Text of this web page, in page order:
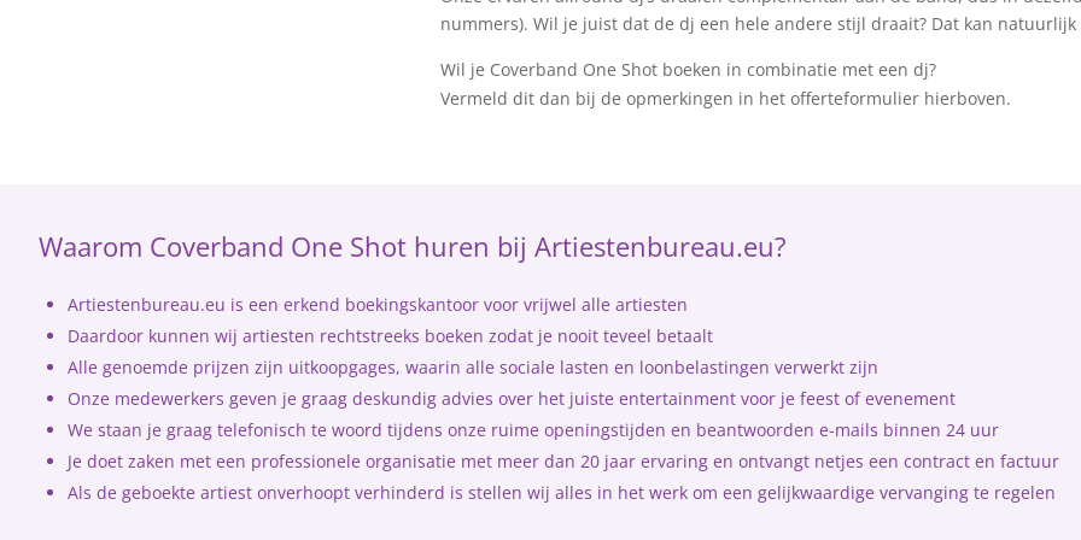
nummers). Wil je juist dat de dj een hele andere stijl draait? Dat kan natuurlijk
Wil je Coverband One Shot boeken in combinatie met een dj?
Vermeld dit dan bij de opmerkingen in het offerteformulier hierboven.
Waarom Coverband One Shot huren bij Artiestenbureau.eu?
Artiestenbureau.eu is een erkend boekingskantoor voor vrijwel alle artiesten
Daardoor kunnen wij artiesten rechtstreeks boeken zodat je nooit teveel betaalt
Alle genoemde prijzen zijn uitkoopgages, waarin alle sociale lasten en loonbelastingen verwerkt zijn
Onze medewerkers geven je graag deskundig advies over het juiste entertainment voor je feest of evenement
We staan je graag telefonisch te woord tijdens onze ruime openingstijden en beantwoorden e-mails binnen 24 uur
Je doet zaken met een professionele organisatie met meer dan 20 jaar ervaring en ontvangt netjes een contract en factuur
Als de geboekte artiest onverhoopt verhinderd is stellen wij alles in het werk om een gelijkwaardige vervanging te regelen